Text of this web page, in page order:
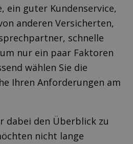
ein guter Kundenservice,
anderen Versicherten,
schnelle
nur ein paar Faktoren
wählen Sie die
Ihren Anforderungen am
dabei den Überblick zu
nicht lange